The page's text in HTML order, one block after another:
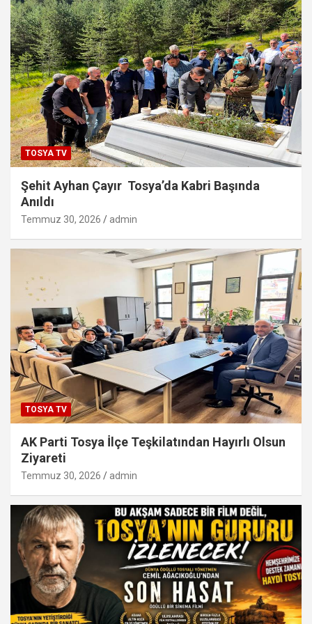
TOSYA TV
Şehit Ayhan Çayır Tosya’da Kabri Başında
Anıldı
Temmuz 30, 2026 admin
TOSYA TV
AK Parti Tosya İlçe Teşkilatından Hayırlı Olsun
Ziyareti
Temmuz 30, 2026 admin